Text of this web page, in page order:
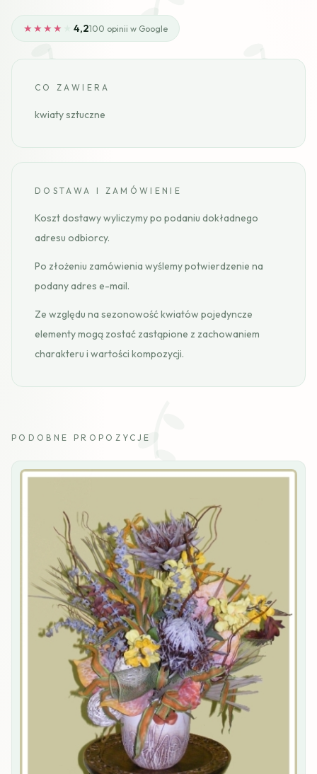
★★★★ 4,2100 opinii w Google
CO ZAWIERA
kwiaty sztuczne
DOSTAWA I ZAMÓWIENIE
Koszt dostawy wyliczymy po podaniu dokładnego
adresu odbiorcy.
Po złożeniu zamówienia wyślemy potwierdzenie na
podany adres e-mail.
Ze względu na sezonowość kwiatów pojedyncze
elementy mogą zostać zastąpione z zachowaniem
charakteru i wartości kompozycji.
PODOBNE PROPOZYCJE